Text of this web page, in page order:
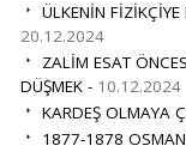
ÜLKENİN
20.12.2024
ZALİM ESAT
DÜŞMEK - 10.12.2024
KARDEŞ OLMAYA
1877-1878